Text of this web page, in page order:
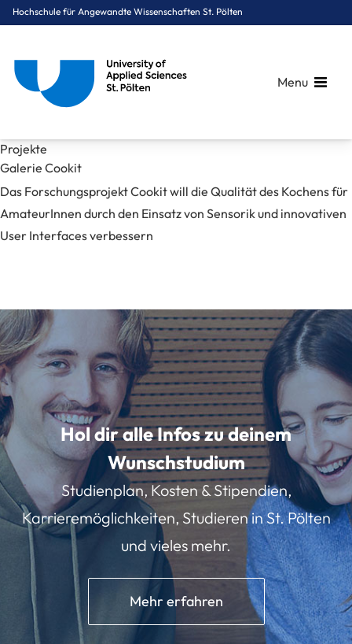
Hochschule für Angewandte Wissenschaften St. Pölten
Menu
You are here:
Projekte
Galerie Cookit
Das Forschungsprojekt Cookit will die Qualität des Kochens für
AmateurInnen durch den Einsatz von Sensorik und innovativen
User Interfaces verbessern
Hol dir alle Infos zu deinem
Wunschstudium
Studienplan, Kosten & Stipendien,
Karrieremöglichkeiten, Studieren in St. Pölten
und vieles mehr.
Mehr erfahren